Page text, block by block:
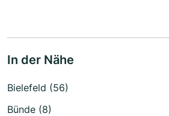
In der Nähe
Bielefeld (56)
Bünde (8)